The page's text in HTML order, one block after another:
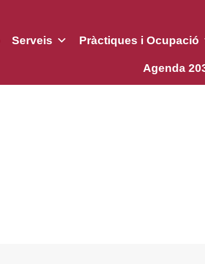
Serveis Pràctiques i Ocupació
Agenda